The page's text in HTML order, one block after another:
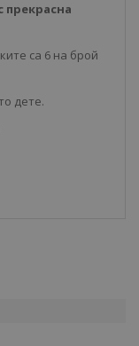
прекрасна
са 6 на брой
дете.